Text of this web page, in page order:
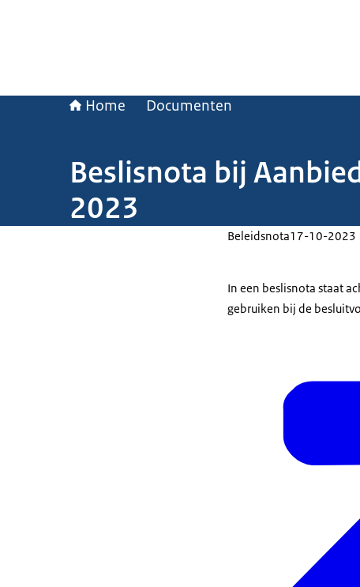
Home Documenten
Beslisnota bij
2023
Beleidsnota17-10-2023
In een beslisnota staat
gebruiken bij de